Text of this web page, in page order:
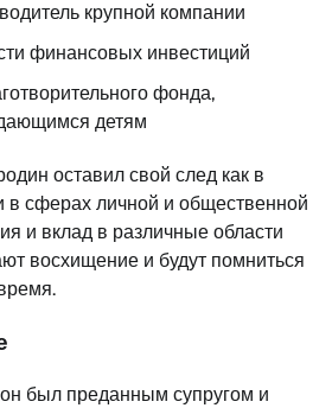
крупной компании
финансовых инвестиций
фонда,
детям
оставил свой след как в
в сферах личной и общественной
и вклад в различные области
восхищение и будут помниться
был преданным супругом и